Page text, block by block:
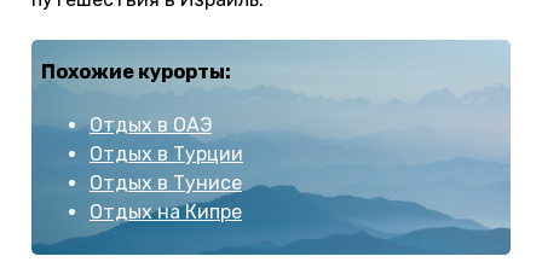
Похожие курорты:
Отдых в ОАЭ
Отдых в Турции
Отдых в Тунисе
Отдых на Кипре